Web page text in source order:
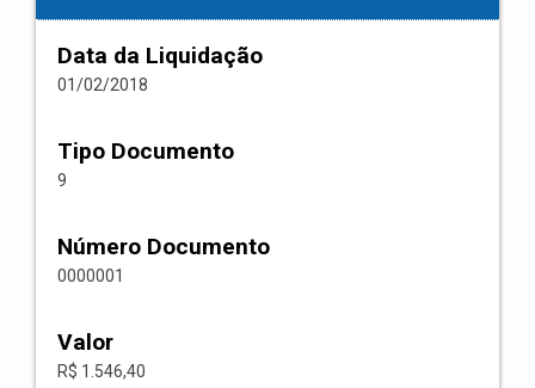
Data da Liquidação
01/02/2018
Tipo Documento
9
Número Documento
0000001
Valor
R$ 1.546,40